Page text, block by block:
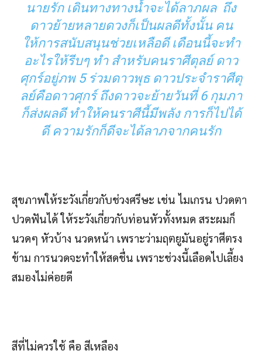
นายรัก เดินทางทางน้ำจะได้ลาภผล ถึง
ดาวย้ายหลายดวงก็เป็นผลดีทั้งนั้น คน
ให้การสนับสนุนช่วยเหลือดี เดือนนี้จะทำ
อะไรให้รีบๆ ทำ สำหรับคนราศีตุลย์ ดาว
ศุกร์อยู่ภพ 5 ร่วมดาวพุธ ดาวประจำราศีตุ
ลย์คือดาวศุกร์ ถึงดาวจะย้ายวันที่ 6 กุมภา
ก็ส่งผลดี ทำให้คนราศีนี้มีพลัง การก็ไปได้
ดี ความรักก็ดีจะได้ลาภจากคนรัก
สุขภาพให้ระวังเกี่ยวกับช่วงศรีษะ เช่น ไมเกรน ปวดตา
ปวดฟันได้ ให้ระวังเกี่ยวกับท่อนหัวทั้งหมด สระผมก็
นวดๆ หัวบ้าง นวดหน้า เพราะว่ามฤตยูมันอยู่ราศีตรง
ข้าม การนวดจะทำให้สดชื่น เพราะช่วงนี้เลือดไปเลี้ยง
สมองไม่ค่อยดี
สีที่ไม่ควรใช้ คือ สีเหลือง